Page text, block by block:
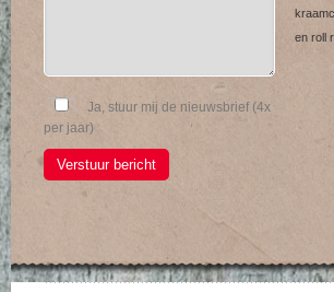
Ja, stuur mij de nieuwsbrief (4x
per jaar)
Verstuur bericht
en roll